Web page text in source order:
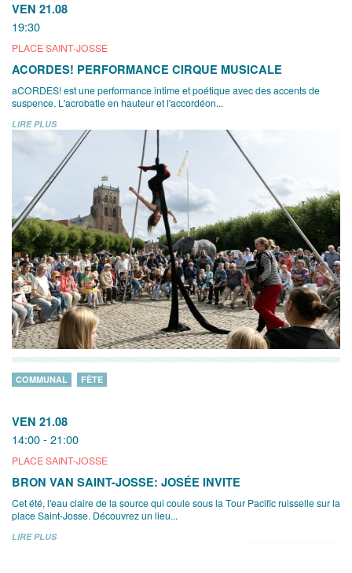
VEN 21.08
19:30
PLACE SAINT-JOSSE
ACORDES! PERFORMANCE CIRQUE MUSICALE
aCORDES! est une performance intime et poétique avec des accents de
suspence. L'acrobatie en hauteur et l'accordéon...
LIRE PLUS
VEN 21.08
14:00 - 21:00
PLACE SAINT-JOSSE
COMMUNAL FÊTE
BRON VAN SAINT-JOSSE: JOSÉE INVITE
Cet été, l'eau claire de la source qui coule sous la Tour Pacific ruisselle sur la
place Saint-Josse. Découvrez un lieu...
LIRE PLUS